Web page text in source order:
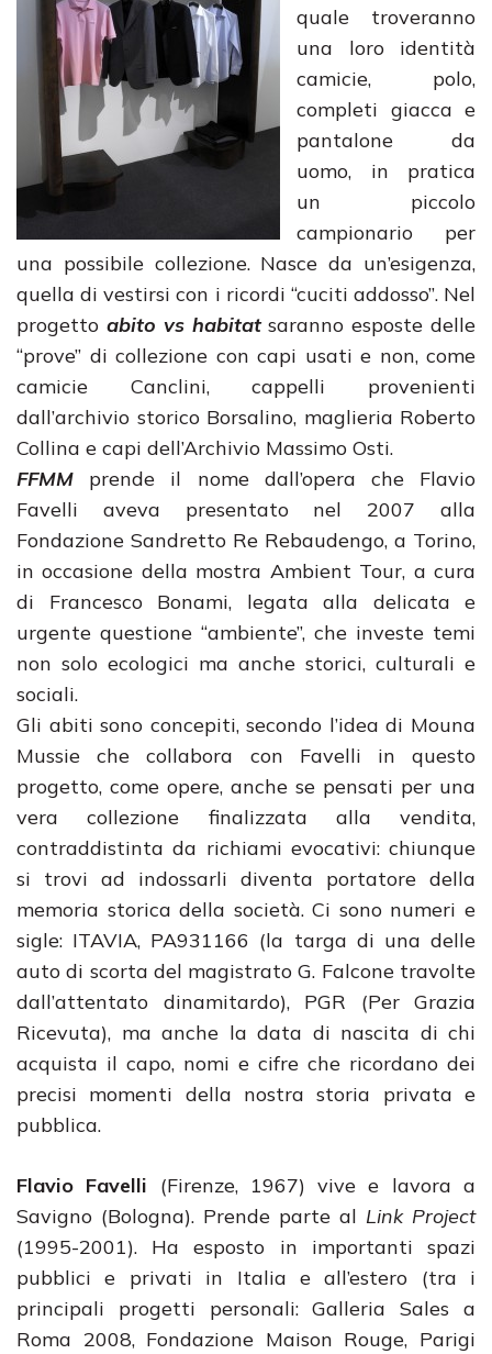
quale troveranno
una loro identità
camicie, polo,
completi giacca e
pantalone da
uomo, in pratica
un piccolo
campionario per
una possibile collezione. Nasce da un’esigenza,
quella di vestirsi con i ricordi “cuciti addosso”. Nel
progetto abito vs habitatsaranno esposte delle
“prove” di collezione con capi usati e non, come
camicie Canclini, cappelli provenienti
dall’archivio storico Borsalino, maglieria Roberto
Collina e capi dell’Archivio Massimo Osti.
FFMM prende il nome dall’opera che Flavio
Favelli aveva presentato nel 2007 alla
Fondazione Sandretto Re Rebaudengo, a Torino,
in occasione della mostra Ambient Tour, a cura
di Francesco Bonami, legata alla delicata e
urgente questione “ambiente”, che investe temi
non solo ecologici ma anche storici, culturali e
sociali.
Gli abiti sono concepiti, secondo l’idea di Mouna
Mussie che collabora con Favelli in questo
progetto, come opere, anche se pensati per una
vera collezione finalizzata alla vendita,
contraddistinta da richiami evocativi: chiunque
si trovi ad indossarli diventa portatore della
memoria storica della società. Ci sono numeri e
sigle: ITAVIA, PA931166 (la targa di una delle
auto di scorta del magistrato G. Falcone travolte
dall’attentato dinamitardo), PGR (Per Grazia
Ricevuta), ma anche la data di nascita di chi
acquista il capo, nomi e cifre che ricordano dei
precisi momenti della nostra storia privata e
pubblica.
Flavio Favelli (Firenze, 1967) vive e lavora a
Savigno (Bologna). Prende parte al Link Project
(1995-2001). Ha esposto in importanti spazi
pubblici e privati in Italia e all’estero (tra i
principali progetti personali: Galleria Sales a
Roma 2008, Fondazione Maison Rouge, Parigi